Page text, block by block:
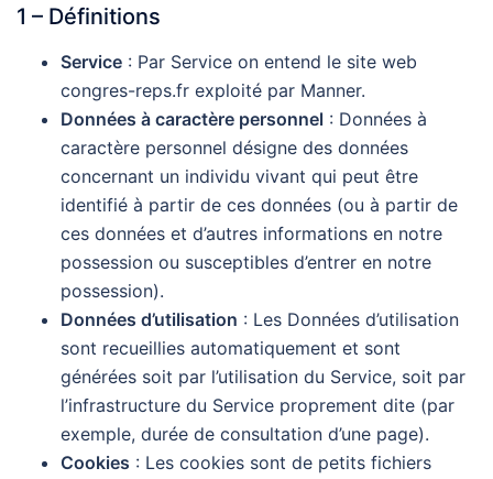
1 – Définitions
Service : Par Service on entend le site web
congres-reps.fr exploité par Manner.
Données à caractère personnel : Données à
caractère personnel désigne des données
concernant un individu vivant qui peut être
identifié à partir de ces données (ou à partir de
ces données et d’autres informations en notre
possession ou susceptibles d’entrer en notre
possession).
Données d’utilisation : Les Données d’utilisation
sont recueillies automatiquement et sont
générées soit par l’utilisation du Service, soit par
l’infrastructure du Service proprement dite (par
exemple, durée de consultation d’une page).
Cookies : Les cookies sont de petits fichiers